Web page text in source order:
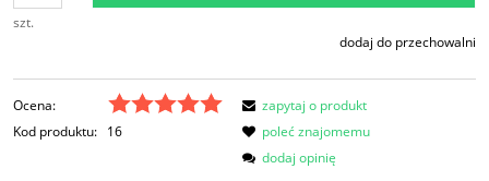
szt.
dodaj do przechowalni
Ocena:
Kod produktu: 16
zapytaj o produkt
poleć znajomemu
dodaj opinię